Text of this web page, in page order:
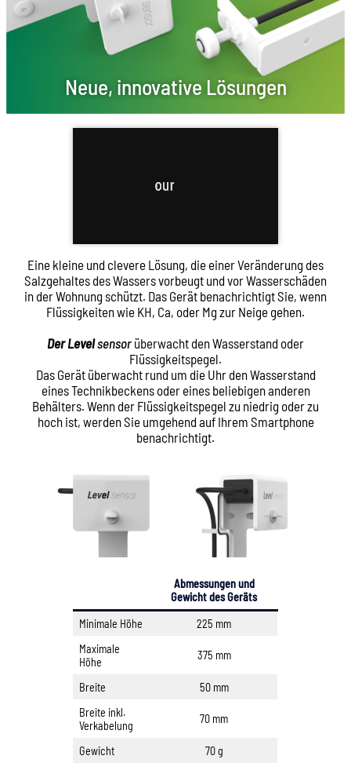
Neue, innovative Lösungen
Eine kleine und clevere Lösung, die einer Veränderung des
Salzgehaltes des Wassers vorbeugt und vor Wasserschäden
in der Wohnung schützt. Das Gerät benachrichtigt Sie, wenn
Flüssigkeiten wie KH, Ca, oder Mg zur Neige gehen.
Der Levelsensor überwacht den Wasserstand oder
Flüssigkeitspegel.
Das Gerät überwacht rund um die Uhr den Wasserstand
eines Technikbeckens oder eines beliebigen anderen
Behälters. Wenn der Flüssigkeitspegel zu niedrig oder zu
hoch ist, werden Sie umgehend auf Ihrem Smartphone
benachrichtigt.
Abmessungen und
Gewicht des Geräts
Minimale Höhe
225 mm
Maximale
Höhe
375 mm
Breite
50 mm
Breite inkl.
Verkabelung
70 mm
Gewicht 70 g